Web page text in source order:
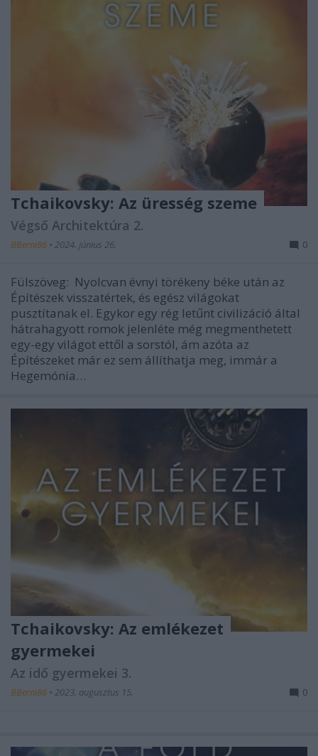
Tchaikovsky: Az üresség szeme
Végső Architektúra 2.
BBerni86 • 2024. június 26. 0
Fülszöveg: Nyolcvan évnyi törékeny béke után az
Építészek visszatértek, és egész világokat
pusztítanak el. Egykor egy rég letűnt civilizáció által
hátrahagyott romok jelenléte még megmenthetett
egy-egy világot ettől a sorstól, ám azóta az
Építészeket már ez sem állíthatja meg, immár a
Hegemónia…
Tchaikovsky: Az emlékezet
gyermekei
Az idő gyermekei 3.
BBerni86 • 2023. augusztus 15. 0